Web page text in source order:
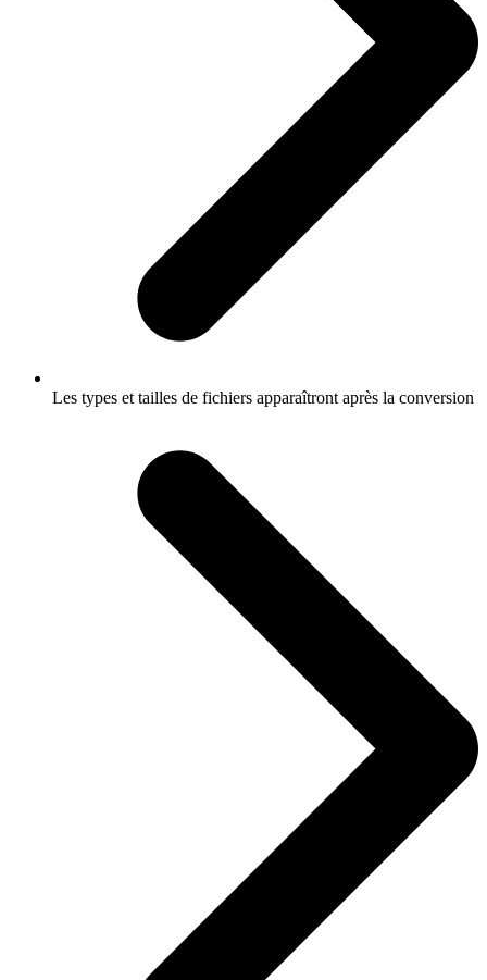
Les types et tailles de fichiers apparaîtront après la conversion